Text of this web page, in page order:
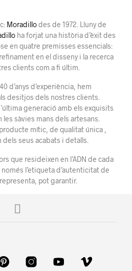
Moradillodes de 1972 Llunyde
ha forjat una històriad’èxit des
en quatre premisses essencials:
refinament en el disseny i la recerca
clients com a fi últim.
40 d’anys d’experiència, hem
desitjos dels nostres clients.
generacióamb els exquisits
les sàvies mans dels artesans
producte mític de qualitat única
dels seus acabats i detalls.
que resideixen en l’ADN de cada
l’etiqueta d’autenticitat de
pot garantir.